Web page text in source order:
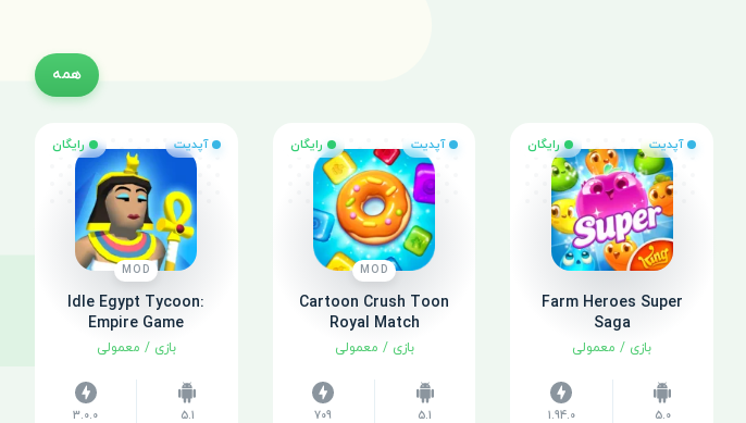
همه
آپدیت رایگان
Farm Heroes Super
Saga
بازی / معمولی
5.0
1.94.0
آپدیت رایگان
MOD
Cartoon Crush Toon
Royal Match
بازی / معمولی
5.1
709
آپدیت رایگان
MOD
Idle Egypt Tycoon:
Empire Game
بازی / معمولی
5.1
3.0.0